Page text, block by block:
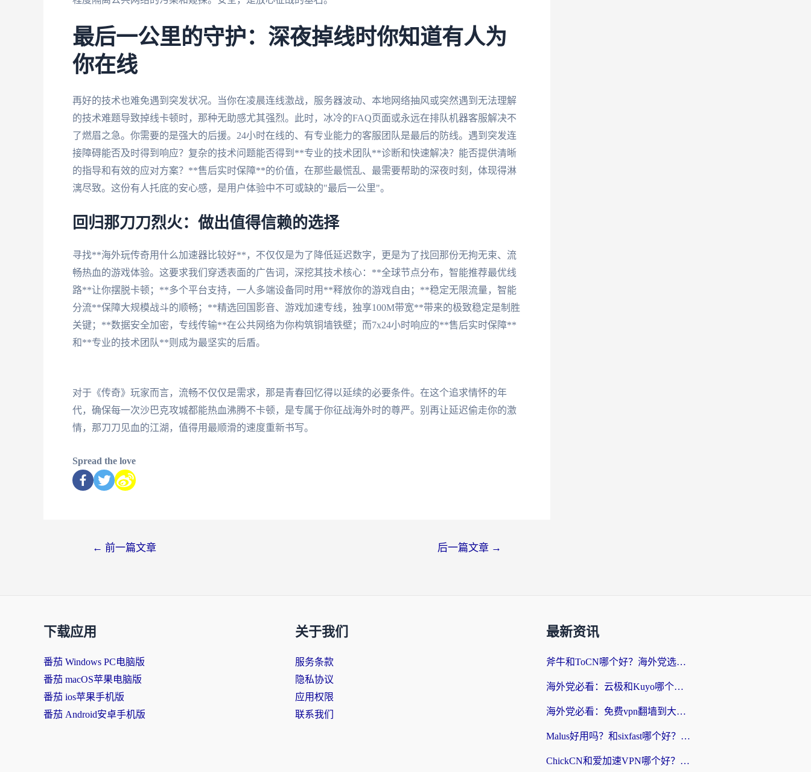
最后一公里的守护：深夜掉线时你知道有人为
你在线
再好的技术也难免遇到突发状况。当你在凌晨连线激战，服务器波动、本地网络抽风或突然遇到无法理解
的技术难题导致掉线卡顿时，那种无助感尤其强烈。此时，冰冷的FAQ页面或永远在排队机器客服解决不
了燃眉之急。你需要的是强大的后援。24小时在线的、有专业能力的客服团队是最后的防线。遇到突发连
接障碍能否及时得到响应？复杂的技术问题能否得到**专业的技术团队**诊断和快速解决？能否提供清晰
的指导和有效的应对方案？**售后实时保障**的价值，在那些最慌乱、最需要帮助的深夜时刻，体现得淋
漓尽致。这份有人托底的安心感，是用户体验中不可或缺的"最后一公里"。
回归那刀刀烈火：做出值得信赖的选择
寻找**海外玩传奇用什么加速器比较好**，不仅仅是为了降低延迟数字，更是为了找回那份无拘无束、流
畅热血的游戏体验。这要求我们穿透表面的广告词，深挖其技术核心：**全球节点分布，智能推荐最优线
路**让你摆脱卡顿；**多个平台支持，一人多端设备同时用**释放你的游戏自由；**稳定无限流量，智能
分流**保障大规模战斗的顺畅；**精选回国影音、游戏加速专线，独享100M带宽**带来的极致稳定是制胜
关键；**数据安全加密，专线传输**在公共网络为你构筑铜墙铁壁；而7x24小时响应的**售后实时保障**
和**专业的技术团队**则成为最坚实的后盾。
对于《传奇》玩家而言，流畅不仅仅是需求，那是青春回忆得以延续的必要条件。在这个追求情怀的年
代，确保每一次沙巴克攻城都能热血沸腾不卡顿，是专属于你征战海外时的尊严。别再让延迟偷走你的激
情，那刀刀见血的江湖，值得用最顺滑的速度重新书写。
Spread the love
← 前一篇文章 后一篇文章 →
下载应用
番茄 Windows PC电脑版
番茄 macOS苹果电脑版
番茄 ios苹果手机版
番茄 Android安卓手机版
关于我们
服务条款
隐私协议
应用权限
联系我们
最新资讯
斧牛和ToCN哪个好？海外党选回国加速器的避坑指南（附免费工具推荐）
海外党必看：云极和Kuyo哪个好？3招选对回国加速器，无缝刷国内资源
海外党必看：免费vpn翻墙到大陆？别踩坑！教你选对回国加速器无缝追剧玩游戏
Malus好用吗？和sixfast哪个好？海外华人亲测3款热门回国加速器，附排名指南
ChickCN和爱加速VPN哪个好？海外党亲测3款回国加速器，这一款才是无缝访问国内资源的最优解